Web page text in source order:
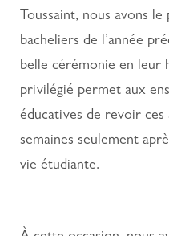
Toussaint, nous avons
bacheliers de l’année
belle cérémonie en leur
privilégié permet aux
éducatives de revoir ces
semaines seulement
vie étudiante.